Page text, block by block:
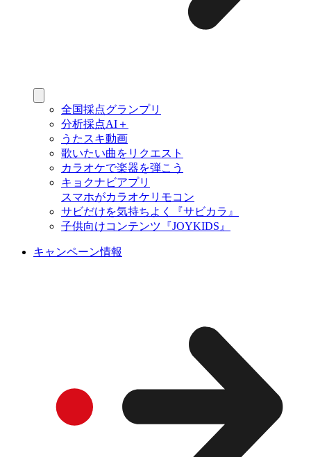
全国採点グランプリ
分析採点AI＋
うたスキ動画
歌いたい曲をリクエスト
カラオケで楽器を弾こう
キョクナビアプリ
スマホがカラオケリモコン
サビだけを気持ちよく『サビカラ』
子供向けコンテンツ『JOYKIDS』
キャンペーン情報